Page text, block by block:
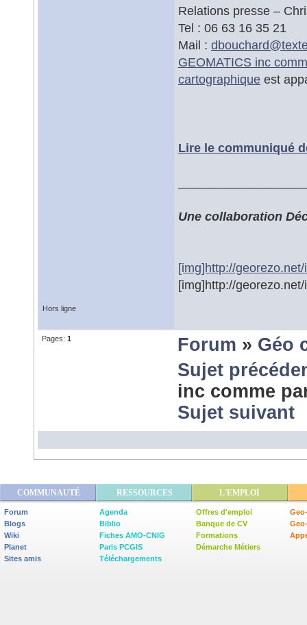
Relations presse –
Tel : 06 63 16 35 21
Mail : dbouchard@
GEOMATICS inc
cartographique est
Lire le communiqué
Une collaboration
[img]http://
[img]http://
Hors ligne
Pages: 1 Forum » Géo
Sujet
inc comme
Sujet suivant
COMMUNAUTÉ RESSOURCES L'EMPLOI
Forum
Blogs
Wiki
Planet
Sites amis
Agenda
Biblio
Fiches AMO-CNIG
Paris PCGIS
Téléchargements
Offres d'emploi
Banque de CV
Formations
Démarche Métiers